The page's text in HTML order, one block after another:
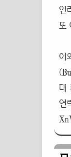
인
또
이
대
연